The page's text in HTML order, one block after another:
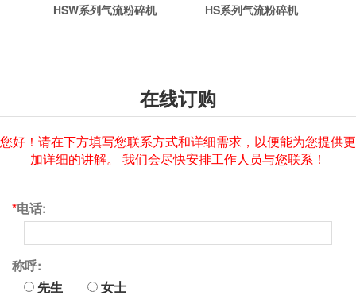
HSW系列气流粉碎机 HS系列气流粉碎机
在线订购
您好！请在下方填写您联系方式和详细需求，以便能为您提供更
加详细的讲解。 我们会尽快安排工作人员与您联系！
*电话:
称呼:
先生
女士